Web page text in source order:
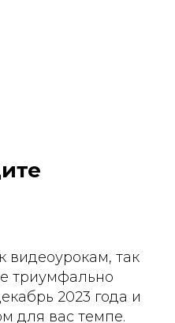
видеоурокам, так
триумфально
2023 года и
для вас темпе.